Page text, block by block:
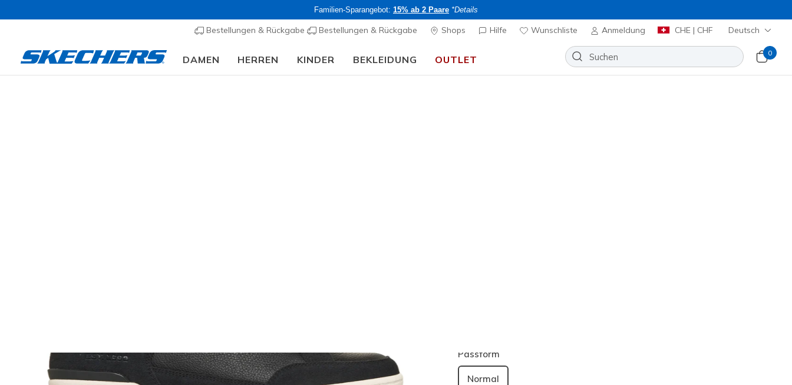
Familien-Sparangebot: 15% ab 2 Paare *Details
Bestellungen & Rückgabe Bestellungen & Rückgabe Shops Hilfe Wunschliste Anmeldung CHE | CHF Deutsch
DAMEN HERREN KINDER BEKLEIDUNG OUTLET
0
Passform
Normal